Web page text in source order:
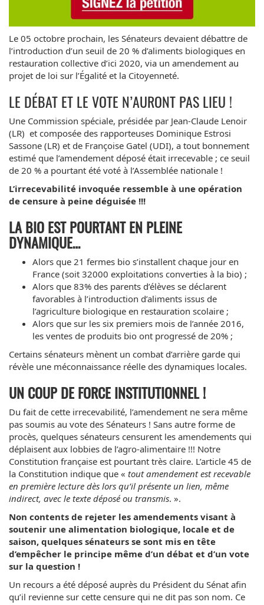
Le 05 octobre prochain, les Sénateurs devaient débattre de
l’introduction d’un seuil de 20 % d’aliments biologiques en
restauration collective d’ici 2020, via un amendement au
projet de loi sur l’Égalité et la Citoyenneté.
LE DÉBAT ET LE VOTE N’AURONT PAS LIEU !
Une Commission spéciale, présidée par Jean-Claude Lenoir
(LR) et composée des rapporteuses Dominique Estrosi
Sassone (LR) et de Françoise Gatel (UDI), a tout bonnement
estimé que l’amendement déposé était irrecevable ; ce seuil
de 20 % a pourtant été voté à l’Assemblée nationale !
L’irrecevabilité invoquée ressemble à une opération
de censure à peine déguisée !!!
LA BIO EST POURTANT EN PLEINE
DYNAMIQUE…
Alors que 21 fermes bio s’installent chaque jour en
France (soit 32000 exploitations converties à la bio) ;
Alors que 83% des parents d’élèves se déclarent
favorables à l’introduction d’aliments issus de
l’agriculture biologique en restauration scolaire ;
Alors que sur les six premiers mois de l’année 2016,
les ventes de produits bio ont progressé de 20% ;
Certains sénateurs mènent un combat d’arrière garde qui
révèle une méconnaissance réelle des dynamiques locales.
UN COUP DE FORCE INSTITUTIONNEL !
Du fait de cette irrecevabilité, l’amendement ne sera même
pas soumis au vote des Sénateurs ! Sans autre forme de
procès, quelques sénateurs censurent les amendements qui
déplaisent aux lobbies de l’agro-alimentaire !!! Notre
Constitution française est pourtant très claire. L’article 45 de
la Constitution indique que « tout amendement est recevable
en première lecture dès lors qu’il présente un lien, même
indirect, avec le texte déposé ou transmis. ».
Non contents de rejeter les amendements visant à
soutenir une alimentation biologique, locale et de
saison, quelques sénateurs se sont mis en tête
d’empêcher le principe même d’un débat et d’un vote
sur la question !
Un recours a été déposé auprès du Président du Sénat afin
qu’il revienne sur cette censure qui ne dit pas son nom. Ce